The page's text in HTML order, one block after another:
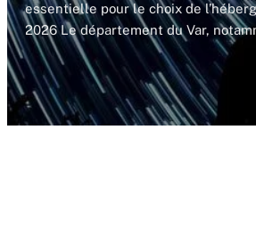
essentielle pour le choix de
2026 Le département du Var,